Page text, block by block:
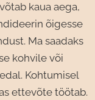
kaua aega,
õigesse
Ma saadaks
kohvile või
Kohtumisel
ettevõte töötab.